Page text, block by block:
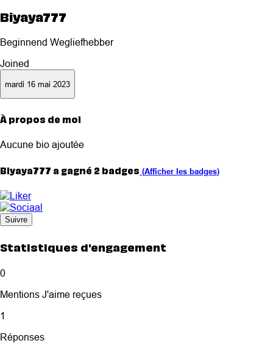
Biyaya777
Beginnend Wegliefhebber
Joined
mardi 16 mai 2023
À propos de moi
Aucune bio ajoutée
Biyaya777 a gagné 2 badges (Afficher les badges)
Suivre
Statistiques d'engagement
0
Mentions J'aime reçues
1
Réponses